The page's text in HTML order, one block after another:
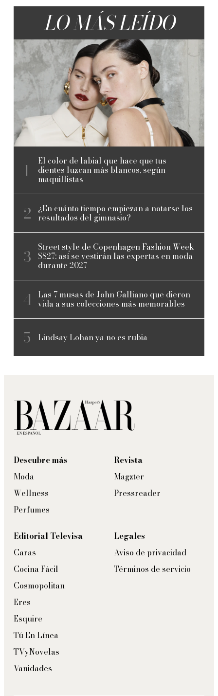
LO MÁS LEÍDO
El color de labial que hace que tus
dientes luzcan más blancos, según
maquillistas
¿En cuánto tiempo empiezan a notarse los
resultados del gimnasio?
Street style de Copenhagen Fashion Week
SS27: así se vestirán las expertas en moda
durante 2027
Las 7 musas de John Galliano que dieron
vida a sus colecciones más memorables
Lindsay Lohan ya no es rubia
Descubre más
Moda
Wellness
Perfumes
Revista
Magzter
Pressreader
Editorial Televisa
Caras
Cocina Fácil
Cosmopolitan
Eres
Esquire
Tú En Línea
TVyNovelas
Vanidades
Legales
Aviso de privacidad
Términos de servicio